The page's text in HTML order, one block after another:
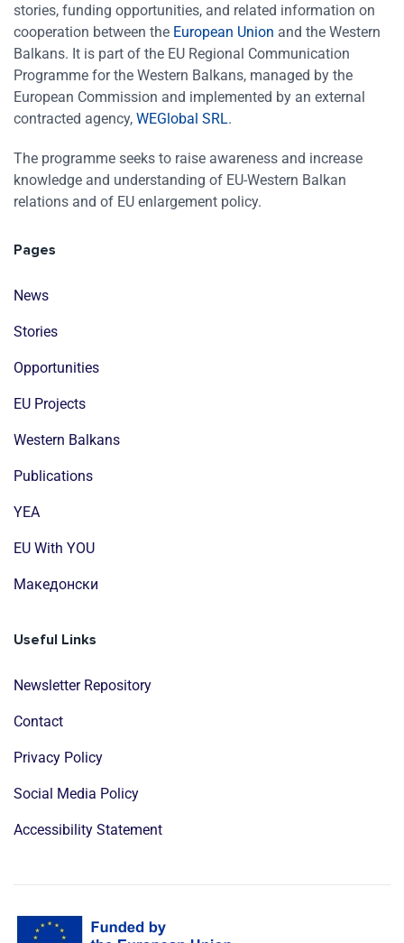
stories, funding opportunities, and related information on
cooperation between the European Union and the Western
Balkans. It is part of the EU Regional Communication
Programme for the Western Balkans, managed by the
European Commission and implemented by an external
contracted agency, WEGlobal SRL.
The programme seeks to raise awareness and increase
knowledge and understanding of EU-Western Balkan
relations and of EU enlargement policy.
Pages
News
Stories
Opportunities
EU Projects
Western Balkans
Publications
YEA
EU With YOU
Mакедонски
Useful Links
Newsletter Repository
Contact
Privacy Policy
Social Media Policy
Accessibility Statement